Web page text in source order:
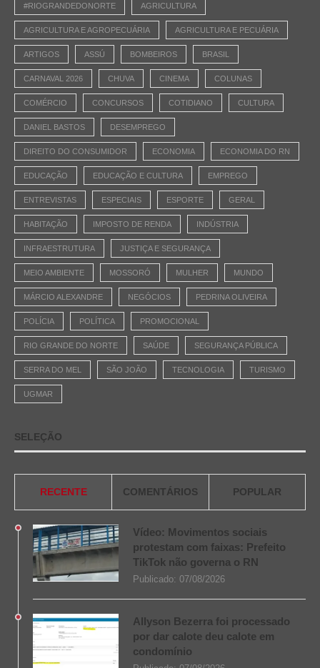
#RIOGRANDEDONORTE AGRICULTURA
AGRICULTURA E AGROPECUÁRIA AGRICULTURA E PECUÁRIA
ARTIGOS ASSÚ BOMBEIROS BRASIL
CARNAVAL 2026 CHUVA CINEMA COLUNAS
COMÉRCIO CONCURSOS COTIDIANO CULTURA
DANIEL BASTOS DESEMPREGO
DIREITO DO CONSUMIDOR ECONOMIA ECONOMIA DO RN
EDUCAÇÃO EDUCAÇÃO E CULTURA EMPREGO
ENTREVISTAS ESPECIAIS ESPORTE GERAL
HABITAÇÃO IMPOSTO DE RENDA INDÚSTRIA
INFRAESTRUTURA JUSTIÇA E SEGURANÇA
MEIO AMBIENTE MOSSORÓ MULHER MUNDO
MÁRCIO ALEXANDRE NEGÓCIOS PEDRINA OLIVEIRA
POLÍCIA POLÍTICA PROMOCIONAL
RIO GRANDE DO NORTE SAÚDE SEGURANÇA PÚBLICA
SERRA DO MEL SÃO JOÃO TECNOLOGIA TURISMO
UGMAR
SELEÇÃO
RECENTE COMENTÁRIOS POPULAR
Vídeo: Movimentos sociais
protestam com faixas: Prefeito
TikTok não governa o RN
Publicado: 07/08/2026
Allyson Bezerra foi processado
por dar calote deu calote em
condomínio